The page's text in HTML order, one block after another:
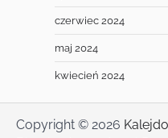
czerwiec 2024
maj 2024
kwiecień 2024
Copyright © 2026